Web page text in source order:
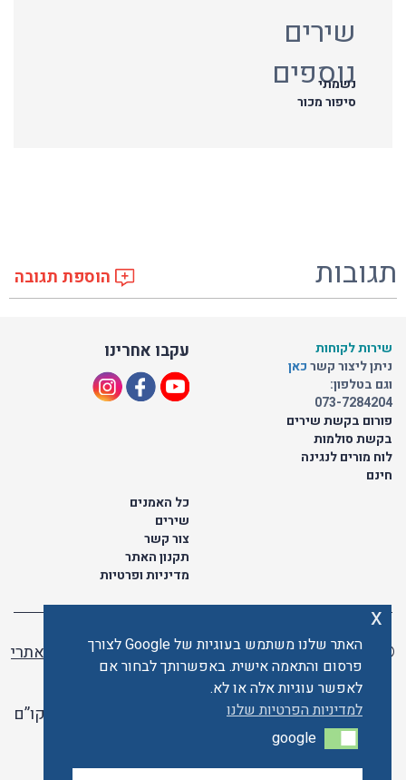
שירים
נוספים
נשמתי
סיפור מכור
תגובות הוספת תגובה
עקבו אחרינו
שירות לקוחות
ניתן ליצור קשרכאן
וגם בטלפון:
073-7284204
פורום בקשת שירים
בקשת סולמות
לוח מורים לנגינה
חינם
כל האמנים
שירים
צור קשר
תקנון האתר
מדיניות ופרטיות
© כל הזכויות שמורות לתו ישראלי | ליאור מזור -
בניית אתרי
וורדפרס
האתר פועל ברשיון אקו”ם
האתר שלנו משתמש בעוגיות של Google לצורך
פרסום והתאמה אישית. באפשרותך לבחור אם
לאפשר עוגיות אלה או לא.
למדיניות הפרטיות שלנו
google
google
x